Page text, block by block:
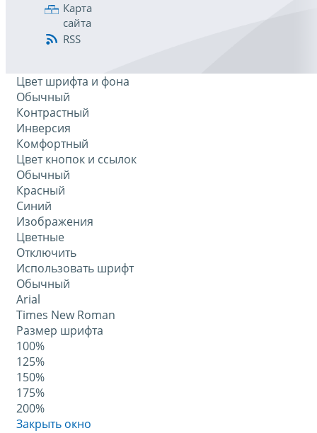
Карта
сайта
RSS
Цвет шрифта и фона
Обычный
Контрастный
Инверсия
Комфортный
Цвет кнопок и ссылок
Обычный
Красный
Синий
Изображения
Цветные
Отключить
Использовать шрифт
Обычный
Arial
Times New Roman
Размер шрифта
100%
125%
150%
175%
200%
Закрыть окно